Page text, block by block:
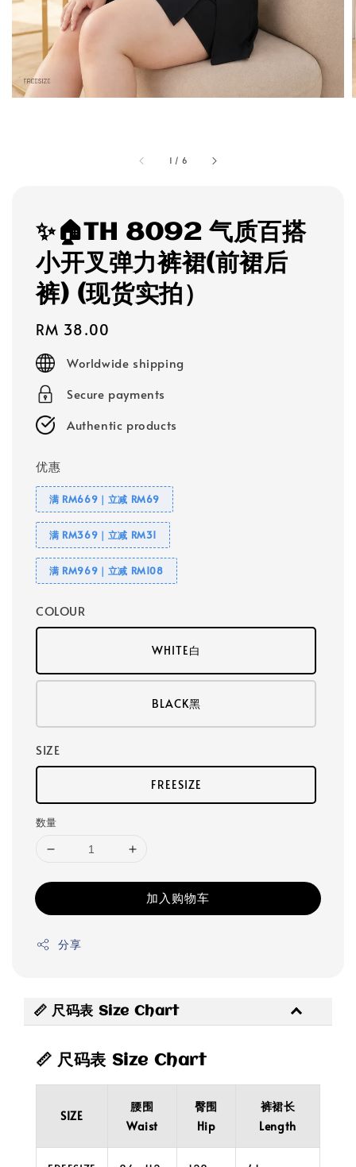
1 / 6
✨🏠TH 8092 气质百搭
小开叉弹力裤裙(前裙后
裤) (现货实拍）
Regular
price
RM 38.00
Worldwide shipping
Secure payments
Authentic products
优惠
满 RM669｜立减 RM69
满 RM369｜立减 RM31
满 RM969｜立减 RM108
COLOUR
WHITE白
BLACK黑
SIZE
FREESIZE
数量
加入购物车
分享
📏 尺码表 Size Chart
📏 尺码表 Size Chart
SIZE
腰围
Waist
臀围
Hip
裤裙长
Length